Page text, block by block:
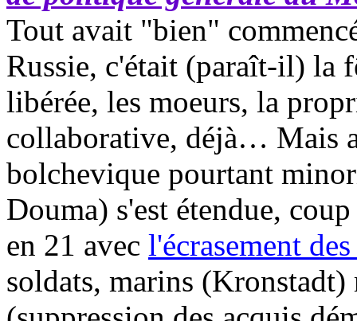
Tout avait "bien"
Russie, c'était (paraît-il) la
libérée, les moeurs, la
collaborative, déjà… Mais
bolchevique pourtant
Douma) s'est étendue,
en 21 avec l'écrasement
soldats, marins (Kronstadt)